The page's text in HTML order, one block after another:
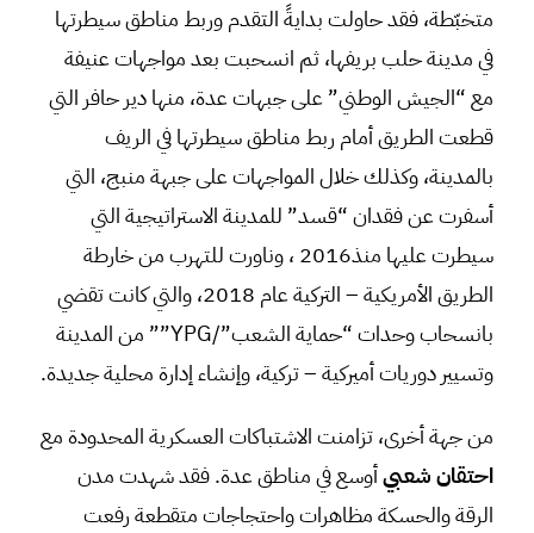
متخبّطة، فقد حاولت بدايةً التقدم وربط مناطق سيطرتها
في مدينة حلب بريفها، ثم انسحبت بعد مواجهات عنيفة
مع “الجيش الوطني” على جبهات عدة، منها دير حافر التي
قطعت الطريق أمام ربط مناطق سيطرتها في الريف
بالمدينة، وكذلك خلال المواجهات على جبهة منبج، التي
أسفرت عن فقدان “قسد” للمدينة الاستراتيجية التي
سيطرت عليها منذ2016 ، وناورت للتهرب من خارطة
الطريق الأمريكية – التركية عام 2018، والتي كانت تقضي
بانسحاب وحدات “حماية الشعب”/YPG”” من المدينة
وتسيير دوريات أميركية – تركية، وإنشاء إدارة محلية جديدة.
من جهة أخرى، تزامنت الاشتباكات العسكرية المحدودة مع
احتقان شعبيأوسع في مناطق عدة. فقد شهدت مدن
الرقة والحسكة مظاهرات واحتجاجات متقطعة رفعت